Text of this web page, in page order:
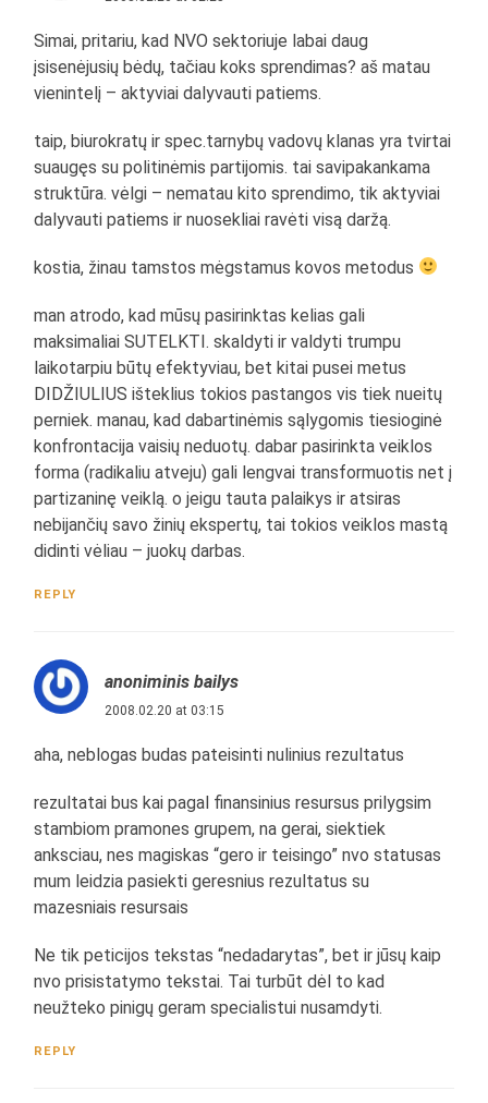
Simai, pritariu, kad NVO sektoriuje labai daug
įsisenėjusių bėdų, tačiau koks sprendimas? aš matau
vienintelį – aktyviai dalyvauti patiems.
taip, biurokratų ir spec.tarnybų vadovų klanas yra tvirtai
suaugęs su politinėmis partijomis. tai savipakankama
struktūra. vėlgi – nematau kito sprendimo, tik aktyviai
dalyvauti patiems ir nuosekliai ravėti visą daržą.
kostia, žinau tamstos mėgstamus kovos metodus
man atrodo, kad mūsų pasirinktas kelias gali
maksimaliai SUTELKTI. skaldyti ir valdyti trumpu
laikotarpiu būtų efektyviau, bet kitai pusei metus
DIDŽIULIUS išteklius tokios pastangos vis tiek nueitų
perniek. manau, kad dabartinėmis sąlygomis tiesioginė
konfrontacija vaisių neduotų. dabar pasirinkta veiklos
forma (radikaliu atveju) gali lengvai transformuotis net į
partizaninę veiklą. o jeigu tauta palaikys ir atsiras
nebijančių savo žinių ekspertų, tai tokios veiklos mastą
didinti vėliau – juokų darbas.
REPLY
anoniminis bailys
2008.02.20 at 03:15
aha, neblogas budas pateisinti nulinius rezultatus
rezultatai bus kai pagal finansinius resursus prilygsim
stambiom pramones grupem, na gerai, siektiek
anksciau, nes magiskas “gero ir teisingo” nvo statusas
mum leidzia pasiekti geresnius rezultatus su
mazesniais resursais
Ne tik peticijos tekstas “nedadarytas”, bet ir jūsų kaip
nvo prisistatymo tekstai. Tai turbūt dėl to kad
neužteko pinigų geram specialistui nusamdyti.
REPLY